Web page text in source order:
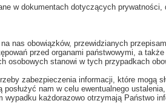
w dokumentach dotyczących prywatności,
nas obowiązków, przewidzianych
przed organami państwowymi, a
osobowych stanowi w tych przypadkach
zabezpieczenia informacji, które mogą
nam w celu ewentualnego
każdorazowo otrzymają Państwo